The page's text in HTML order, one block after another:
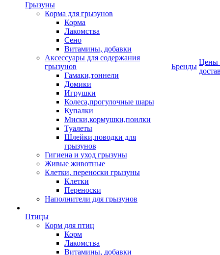
Грызуны
Корма для грызунов
Корма
Лакомства
Сено
Витамины, добавки
Аксессуары для содержания
грызунов
Гамаки,тоннели
Домики
Игрушки
Колеса,прогулочные шары
Купалки
Миски,кормушки,поилки
Туалеты
Шлейки,поводки для
грызунов
Гигиена и уход грызуны
Живые животные
Клетки, переноски грызуны
Клетки
Переноски
Наполнители для грызунов
Птицы
Корм для птиц
Корм
Лакомства
Витамины, добавки
Бренды
Цены